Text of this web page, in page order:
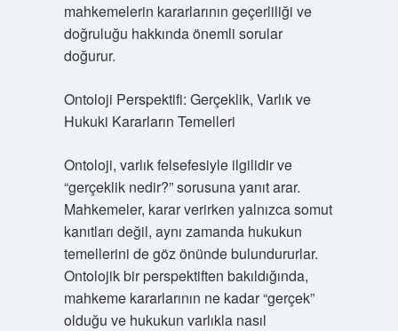
mahkemelerin kararlarının geçerliliği ve
doğruluğu hakkında önemli sorular
doğurur.
Ontoloji Perspektifi: Gerçeklik, Varlık ve
Hukuki Kararların Temelleri
Ontoloji, varlık felsefesiyle ilgilidir ve
“gerçeklik nedir?” sorusuna yanıt arar.
Mahkemeler, karar verirken yalnızca somut
kanıtları değil, aynı zamanda hukukun
temellerini de göz önünde bulundururlar.
Ontolojik bir perspektiften bakıldığında,
mahkeme kararlarının ne kadar “gerçek”
olduğu ve hukukun varlıkla nasıl